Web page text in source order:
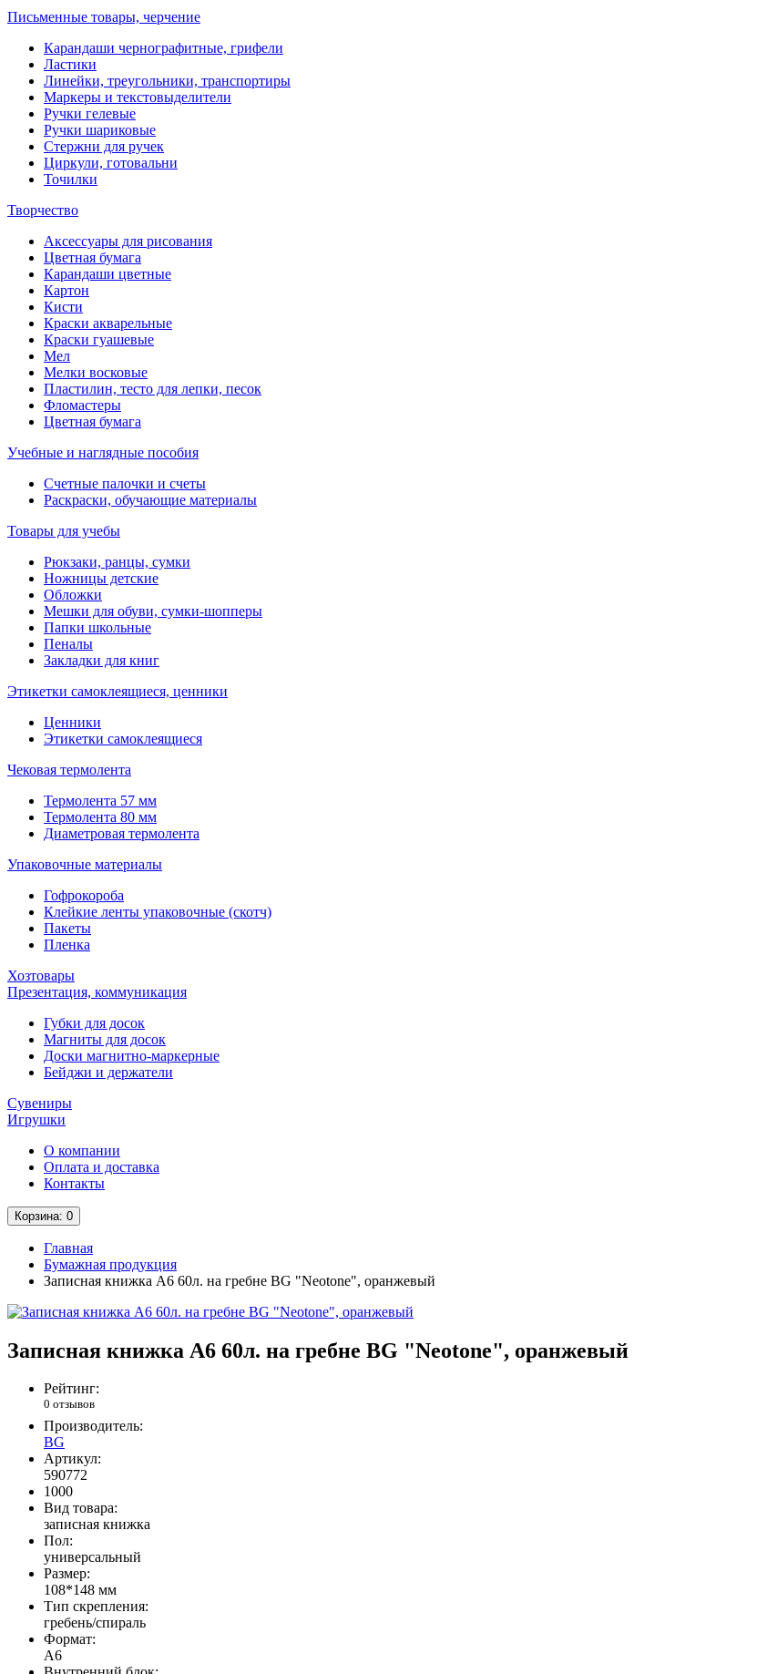
Письменные товары, черчение
Карандаши чернографитные, грифели
Ластики
Линейки, треугольники, транспортиры
Маркеры и текстовыделители
Ручки гелевые
Ручки шариковые
Стержни для ручек
Циркули, готовальни
Точилки
Творчество
Аксессуары для рисования
Цветная бумага
Карандаши цветные
Картон
Кисти
Краски акварельные
Краски гуашевые
Мел
Мелки восковые
Пластилин, тесто для лепки, песок
Фломастеры
Цветная бумага
Учебные и наглядные пособия
Счетные палочки и счеты
Раскраски, обучающие материалы
Товары для учебы
Рюкзаки, ранцы, сумки
Ножницы детские
Обложки
Мешки для обуви, сумки-шопперы
Папки школьные
Пеналы
Закладки для книг
Этикетки самоклеящиеся, ценники
Ценники
Этикетки самоклеящиеся
Чековая термолента
Термолента 57 мм
Термолента 80 мм
Диаметровая термолента
Упаковочные материалы
Гофрокороба
Клейкие ленты упаковочные (скотч)
Пакеты
Пленка
Хозтовары
Презентация, коммуникация
Губки для досок
Магниты для досок
Доски магнитно-маркерные
Бейджи и держатели
Сувениры
Игрушки
О компании
Оплата и доставка
Контакты
Корзина: 0
Главная
Бумажная продукция
Записная книжка А6 60л. на гребне BG "Neotone", оранжевый
Записная книжка А6 60л. на гребне BG "Neotone", оранжевый
Рейтинг:
0 отзывов
Производитель:
BG
Артикул:
590772
1000
Вид товара:
записная книжка
Пол:
универсальный
Размер:
108*148 мм
Тип скрепления:
гребень/спираль
Формат:
А6